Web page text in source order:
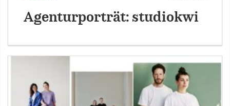
Agenturporträt: studiokwi